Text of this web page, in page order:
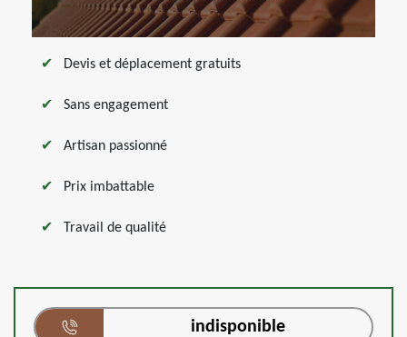
Devis et déplacement gratuits
Sans engagement
Artisan passionné
Prix imbattable
Travail de qualité
indisponible